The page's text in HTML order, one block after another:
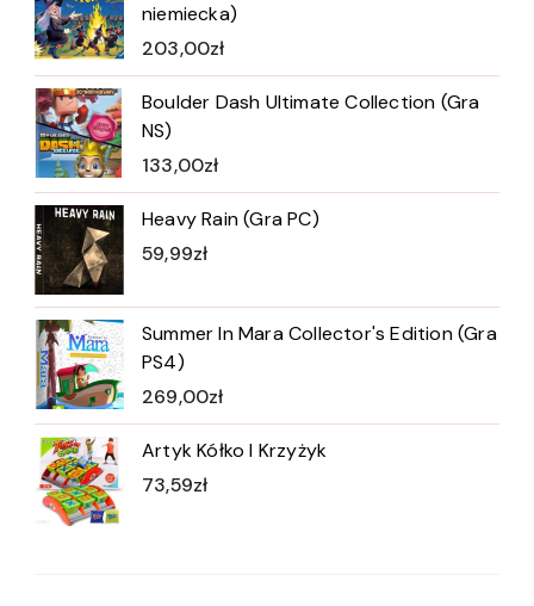
niemiecka)
203,00zł
Boulder Dash Ultimate Collection (Gra
NS)
133,00zł
Heavy Rain (Gra PC)
59,99zł
Summer In Mara Collector's Edition (Gra
PS4)
269,00zł
Artyk Kółko I Krzyżyk
73,59zł